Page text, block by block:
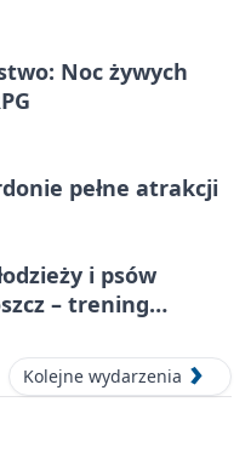
Noc żywych
pełne atrakcji
i psów
– trening
Kolejne wydarzenia